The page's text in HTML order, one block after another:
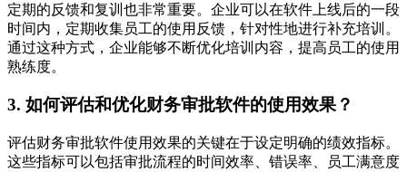
定期的反馈和复训也非常重要。企业可以在软件上线后的一段
时间内，定期收集员工的使用反馈，针对性地进行补充培训。
通过这种方式，企业能够不断优化培训内容，提高员工的使用
熟练度。
3. 如何评估和优化财务审批软件的使用效果？
评估财务审批软件使用效果的关键在于设定明确的绩效指标。
这些指标可以包括审批流程的时间效率、错误率、员工满意度